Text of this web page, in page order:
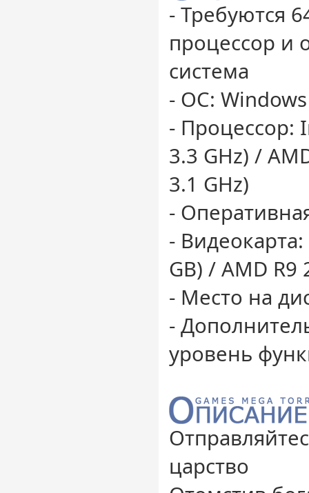
- Требуются
процессор и
система
- ОС:
- Процессор:
3.3 GHz) /
3.1 GHz)
-
- Видеокарта:
GB) / AMD R9
- Место на
-
уровень
царство